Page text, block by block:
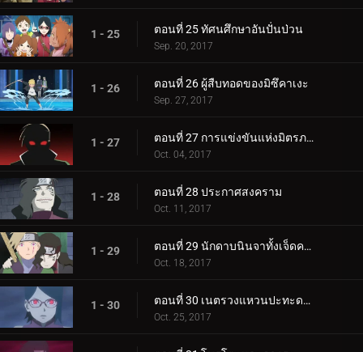
1 - 25 ตอนที่ 25 ทัศนศึกษาอันปั่นป่วน
Sep. 20, 2017
1 - 26 ตอนที่ 26 ผู้สืบทอดของมิซึคาเงะ
Sep. 27, 2017
1 - 27 ตอนที่ 27 การแข่งขันแห่งมิตรภาพของชิโนบิ
Oct. 04, 2017
1 - 28 ตอนที่ 28 ประกาศสงคราม
Oct. 11, 2017
1 - 29 ตอนที่ 29 นักดาบนินจาทั้งเจ็ดคนใหม่!
Oct. 18, 2017
1 - 30 ตอนที่ 30 เนตรวงแหวนปะทะดาบสายฟ้า เขี้ยวคิบะ!
Oct. 25, 2017